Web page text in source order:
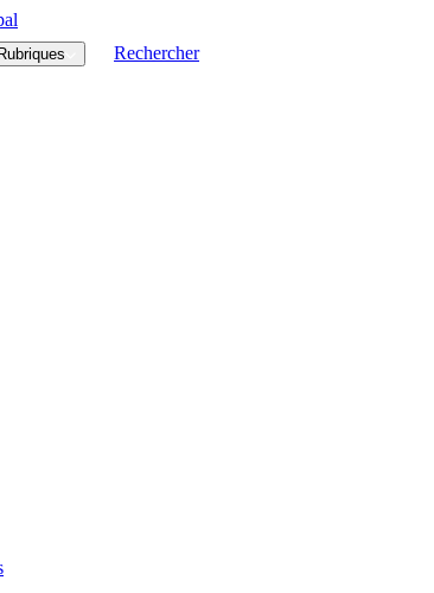
Rubriques Rechercher